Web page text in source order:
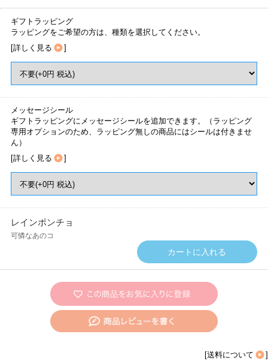
ギフトラッピング
ラッピングをご希望の方は、種類を選択してください。
[詳しく見る ]
メッセージシール
ギフトラッピングにメッセージシールを追加できます。（ラッピング
専用オプションのため、ラッピング無しの商品にはシールは付きませ
ん）
[詳しく見る ]
レインポンチョ
可憐なあのコ
[送料について
]